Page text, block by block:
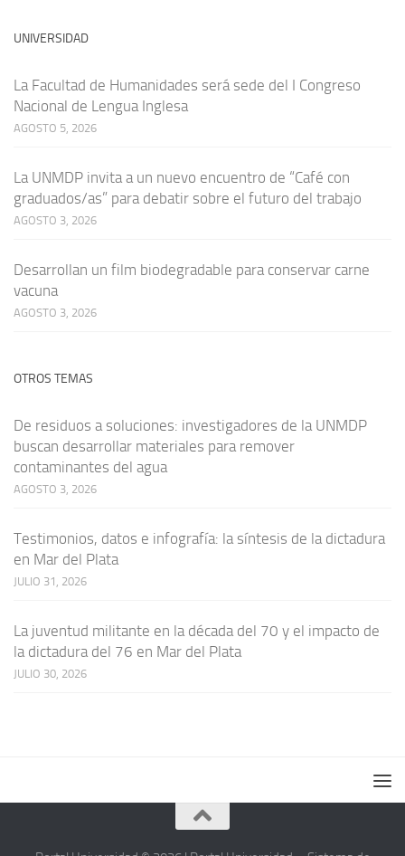
UNIVERSIDAD
La Facultad de Humanidades será sede del I Congreso
Nacional de Lengua Inglesa
AGOSTO 5, 2026
La UNMDP invita a un nuevo encuentro de “Café con
graduados/as” para debatir sobre el futuro del trabajo
AGOSTO 3, 2026
Desarrollan un film biodegradable para conservar carne
vacuna
AGOSTO 3, 2026
OTROS TEMAS
De residuos a soluciones: investigadores de la UNMDP
buscan desarrollar materiales para remover
contaminantes del agua
AGOSTO 3, 2026
Testimonios, datos e infografía: la síntesis de la dictadura
en Mar del Plata
JULIO 31, 2026
La juventud militante en la década del 70 y el impacto de
la dictadura del 76 en Mar del Plata
JULIO 30, 2026